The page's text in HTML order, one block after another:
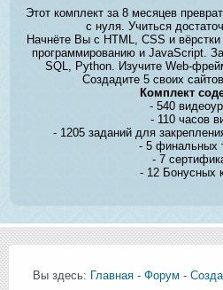
Этот комплект за 8 месяцев
с нуля. Учиться
Начнёте Вы с HTML, CSS и
программированию и JavaScript.
SQL, Python. Изучите Web-
Создадите 5 своих
Комплект
- 540
- 110 часов
- 1205 заданий для
- 5 финальных
- 7
- 12 Бонусных
Вы здесь: Главная - Форум -